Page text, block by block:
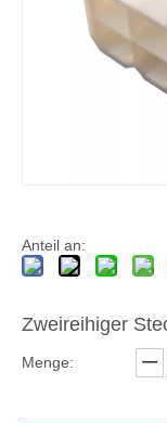
Anteil an:
Zweireihiger
Menge: